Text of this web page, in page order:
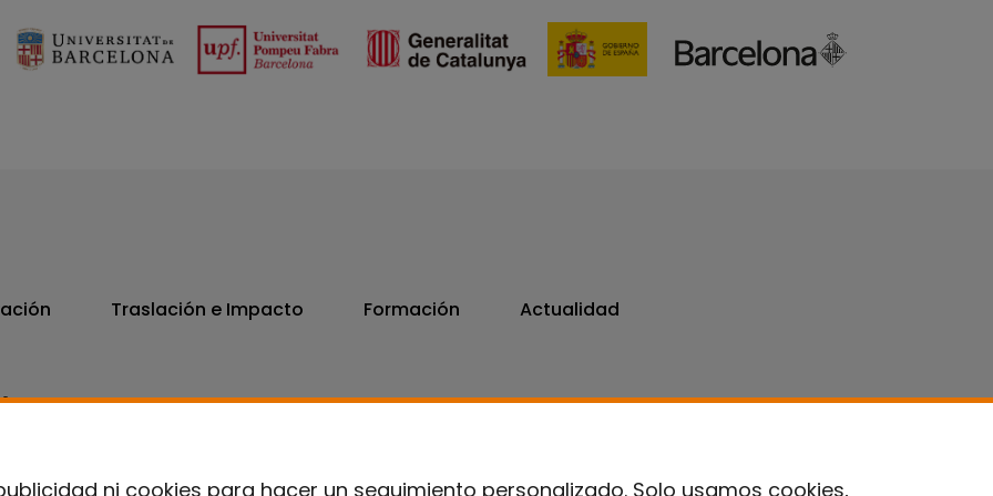
ni cookies para hacer un seguimiento personalizado. Solo usamos cookies,
Traslación e Impacto Formación Actualidad